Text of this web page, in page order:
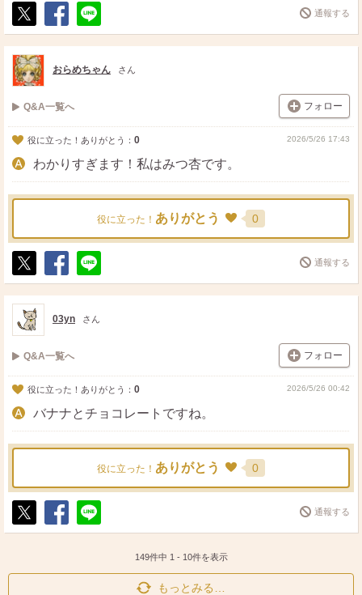
ポ
ス
ト
シ
ェ
送
る
通報する
おらめちゃん さん
Q&A一覧へ フォロー
役に立った！ありがとう： 0 2026/5/26 17:43
わかりすぎます！私はみつ杏です。
役に立った！ ありがとう 0
ポ
ス
ト
シ
ェ
送
る
通報する
03yn さん
Q&A一覧へ フォロー
役に立った！ありがとう： 0 2026/5/26 00:42
バナナとチョコレートですね。
役に立った！ ありがとう 0
ポ
シ
送
通報する
149件中 1 - 10件を表示
もっとみる…